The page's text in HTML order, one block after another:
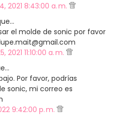
2021 8:43:00 a. m.
el molde de sonic por favor
11:10:00 a. m.
Por favor, podrías
sonic, mi correo es
9:42:00 p. m.